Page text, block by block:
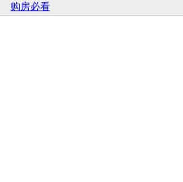
购房必看